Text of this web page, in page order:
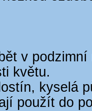
v
květu.
kyselá
použít do